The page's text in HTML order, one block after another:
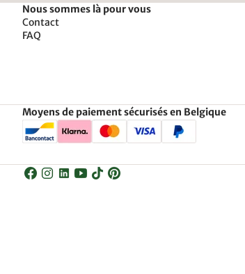
Nous sommes là pour vous
Contact
FAQ
Moyens de paiement sécurisés en Belgique